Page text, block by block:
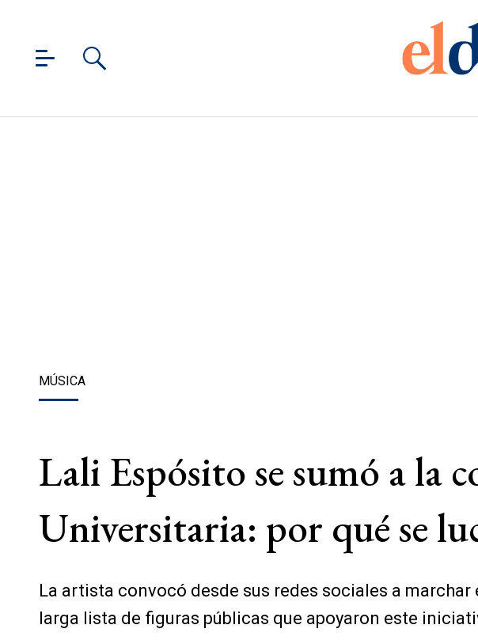
MÚSICA
Lali Espósito se sumó a la
Universitaria: por qué se
La artista convocó desde sus redes sociales a
larga lista de figuras públicas que apoyaron este